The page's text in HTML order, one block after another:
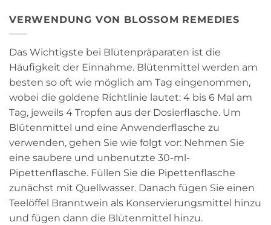
VERWENDUNG VON BLOSSOM REMEDIES
Das Wichtigste bei Blütenpräparaten ist die
Häufigkeit der Einnahme. Blütenmittel werden am
besten so oft wie möglich am Tag eingenommen,
wobei die goldene Richtlinie lautet: 4 bis 6 Mal am
Tag, jeweils 4 Tropfen aus der Dosierflasche. Um
Blütenmittel und eine Anwenderflasche zu
verwenden, gehen Sie wie folgt vor: Nehmen Sie
eine saubere und unbenutzte 30-ml-
Pipettenflasche. Füllen Sie die Pipettenflasche
zunächst mit Quellwasser. Danach fügen Sie einen
Teelöffel Branntwein als Konservierungsmittel hinzu
und fügen dann die Blütenmittel hinzu.